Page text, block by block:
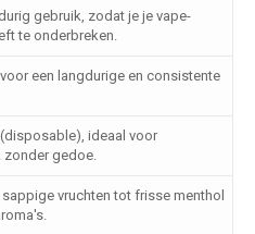
gebruik, zodat je je vape-
te onderbreken.
een langdurige en consistente
ideaal voor
gedoe.
sappige vruchten tot frisse menthol